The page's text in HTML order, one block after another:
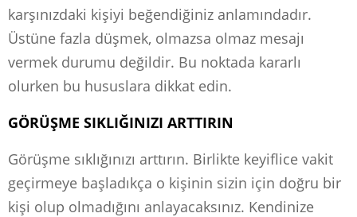
karşınızdaki kişiyi beğendiğiniz anlamındadır.
Üstüne fazla düşmek, olmazsa olmaz mesajı
vermek durumu değildir. Bu noktada kararlı
olurken bu hususlara dikkat edin.
GÖRÜŞME SIKLIĞINIZI ARTTIRIN
Görüşme sıklığınızı arttırın. Birlikte keyiflice vakit
geçirmeye başladıkça o kişinin sizin için doğru bir
kişi olup olmadığını anlayacaksınız. Kendinize